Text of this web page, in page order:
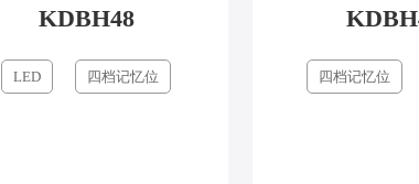
KDBH48
LED 四档记忆位 四档记忆位